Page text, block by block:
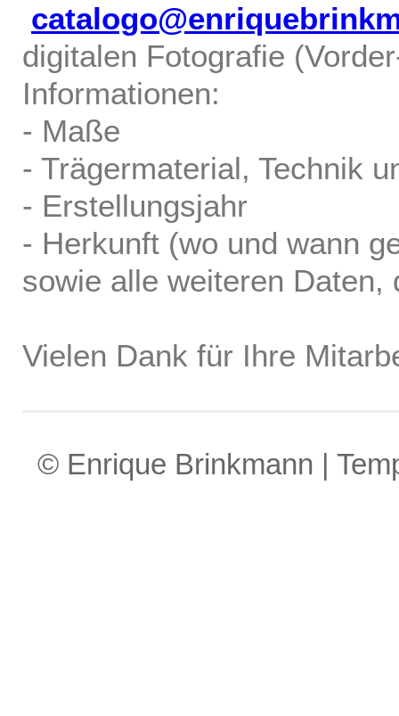
digitalen Fotografie
Informationen:
- Maße
- Trägermaterial, Technik
- Erstellungsjahr
- Herkunft (wo und wann
sowie alle weiteren
Vielen Dank für Ihre
© Enrique Brinkmann |